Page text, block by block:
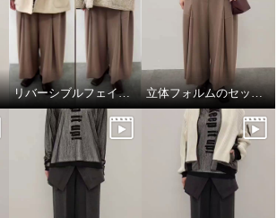
リバーシブルフェイクムートンコート 立体フォルムのセットアップコーデ